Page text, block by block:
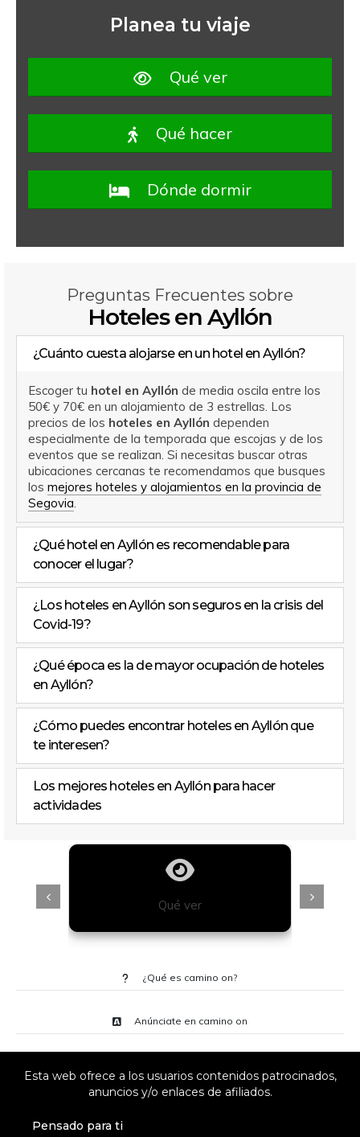
Planea tu viaje
Qué ver
Qué hacer
Dónde dormir
Preguntas Frecuentes sobre
Hoteles en Ayllón
¿Cuánto cuesta alojarse en un hotel en Ayllón?
Escoger tu hotel en Ayllón de media oscila entre los
50€ y 70€ en un alojamiento de 3 estrellas. Los
precios de los hoteles en Ayllón dependen
especialmente de la temporada que escojas y de los
eventos que se realizan. Si necesitas buscar otras
ubicaciones cercanas te recomendamos que busques
los mejores hoteles y alojamientos en la provincia de
Segovia
¿Qué hotel en Ayllón es recomendable para
conocer el lugar?
¿Los hoteles en Ayllón son seguros en la crisis del
Covid-19?
¿Qué época es la de mayor ocupación de hoteles
en Ayllón?
¿Cómo puedes encontrar hoteles en Ayllón que
te interesen?
Los mejores hoteles en Ayllón para hacer
actividades
Qué ver
¿Qué es camino on?
Anúnciate en camino on
Esta web ofrece a los usuarios contenidos patrocinados,
anuncios y/o enlaces de afiliados.
Pensado para ti